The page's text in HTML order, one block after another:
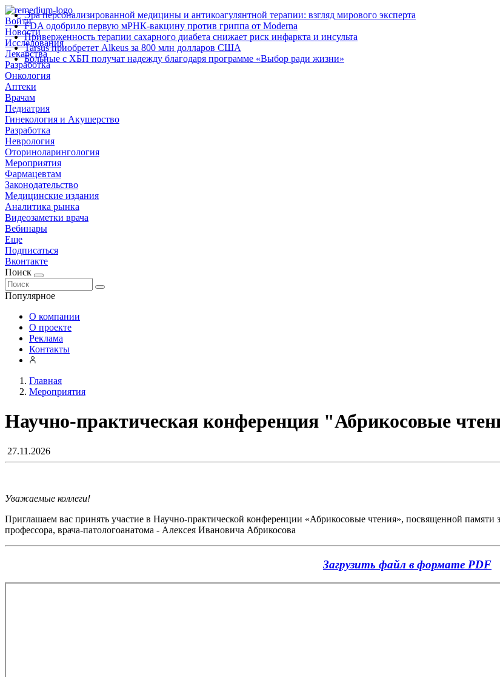
Войти
Новости
Исследования
Лекарства
Разработка
Онкология
Аптеки
Врачам
Педиатрия
Гинекология и Акушерство
Разработка
Неврология
Оториноларингология
Мероприятия
Фармацевтам
Законодательство
Медицинские издания
Аналитика рынка
Видеозаметки врача
Вебинары
Еще
Подписаться
Вконтакте
Поиск
Популярное
Эра персонализированной медицины и антикоагулянтной терапии: взгляд мирового эксперта
FDA одобрило первую мРНК‑вакцину против гриппа от Moderna
Приверженность терапии сахарного диабета снижает риск инфаркта и инсульта
Tarsus приобретет Alkeus за 800 млн долларов США
Больные с ХБП получат надежду благодаря программе «Выбор ради жизни»
О компании
О проекте
Реклама
Контакты
Главная
Мероприятия
Научно-практическая конференция "Абрикосовые
27.11.2026
Уважаемые коллеги!
Приглашаем вас принять участие в Научно-практической конференции «Абрикосовые чтения», посвященной
профессора, врача-патологоанатома - Алексея Ивановича Абрикосова
Загрузить файл в формате PDF